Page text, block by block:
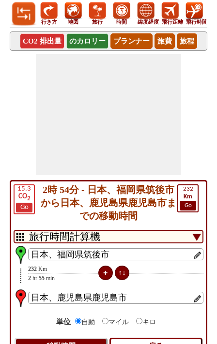
行き方 地図 旅行 時間 緯度経度 飛行距離 飛行時間
CO2 排出量 のカロリー プランナー 旅費 旅程
15.3
CO2
Go
232
Km
Go
2時 54分 - 日本、福岡県筑後市
から日本、鹿児島県鹿児島市ま
での移動時間
232 Km
2 hr 55 min
単位 自動 マイル キロ